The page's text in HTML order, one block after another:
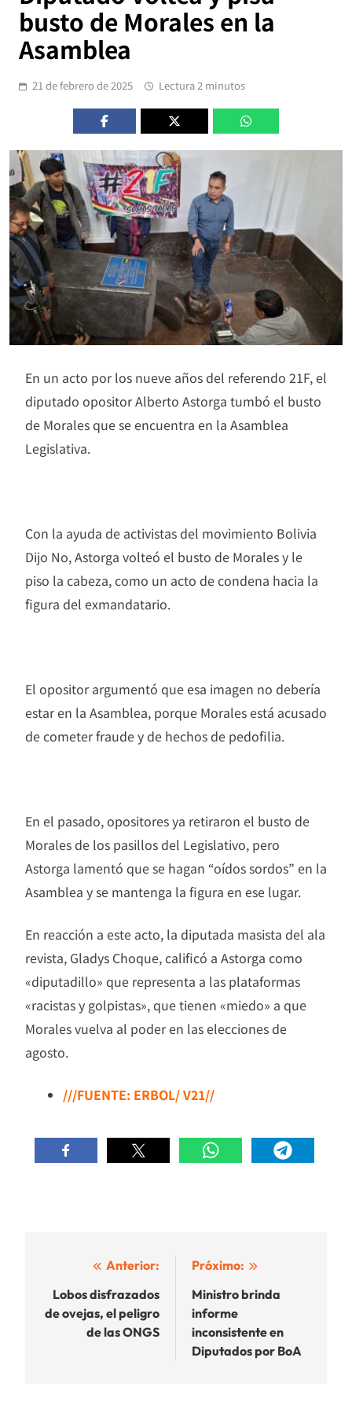
busto de Morales en la
Asamblea
21 de febrero de 2025 Lectura 2 minutos
En un acto por los nueve años del referendo 21F, el
diputado opositor Alberto Astorga tumbó el busto
de Morales que se encuentra en la Asamblea
Legislativa.
Con la ayuda de activistas del movimiento Bolivia
Dijo No, Astorga volteó el busto de Morales y le
piso la cabeza, como un acto de condena hacia la
figura del exmandatario.
El opositor argumentó que esa imagen no debería
estar en la Asamblea, porque Morales está acusado
de cometer fraude y de hechos de pedofilia.
En el pasado, opositores ya retiraron el busto de
Morales de los pasillos del Legislativo, pero
Astorga lamentó que se hagan “oídos sordos” en la
Asamblea y se mantenga la figura en ese lugar.
En reacción a este acto, la diputada masista del ala
revista, Gladys Choque, calificó a Astorga como
«diputadillo» que representa a las plataformas
«racistas y golpistas», que tienen «miedo» a que
Morales vuelva al poder en las elecciones de
agosto.
///FUENTE: ERBOL/ V21//
Navegación
de
entradas
Anterior:
Lobos disfrazados
de ovejas, el peligro
de las ONGS
Próximo:
Ministro brinda
informe
inconsistente en
Diputados por BoA